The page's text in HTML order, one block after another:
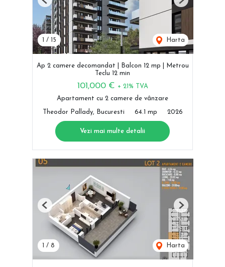
/ 15 Harta
Previous Next
Ap 2 camere decomandat | Balcon 12 mp | Metrou
Teclu 12 min
101,000 € + 21% TVA
Apartament cu 2 camere de vânzare
Theodor Pallady, Bucuresti 64.1 mp 2026
Vezi mai multe detalii
1 / 8 Harta
Previous Next